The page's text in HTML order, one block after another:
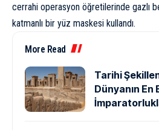
cerrahi operasyon öğretilerinde gazlı
katmanlı bir yüz maskesi kullandı.
More Read
Tarihi
Dünyanın En